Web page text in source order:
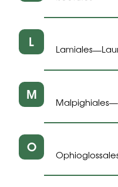
L Lamiales—
M Malpighiales—
O